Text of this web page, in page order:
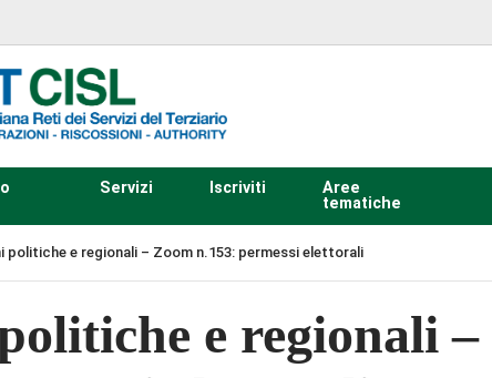
Servizi Iscriviti
Aree
tematiche
politiche e regionali – Zoom n.153: permessi elettorali
e regionali